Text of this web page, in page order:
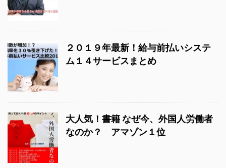
２０１９年最新！給与前払いシステ
ム１４サービスまとめ
大人気！書籍 なぜ今、外国人労働者
なのか？ アマゾン１位